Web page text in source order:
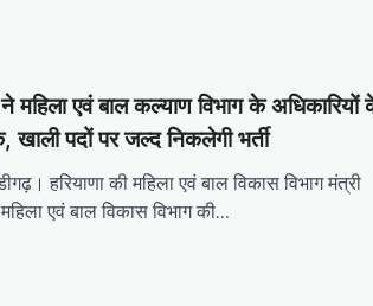
महिला एवं बाल कल्याण विभाग के अधिकारियों
पदों पर जल्द निकलेगी भर्ती
हरियाणा की महिला एवं बाल विकास विभाग मंत्री
एवं बाल विकास विभाग की…